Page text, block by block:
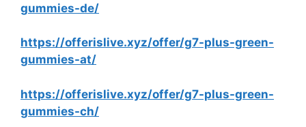
gummies-de/
https://offerislive.xyz/offer/g7-plus-green-
gummies-at/
https://offerislive.xyz/offer/g7-plus-green-
gummies-ch/